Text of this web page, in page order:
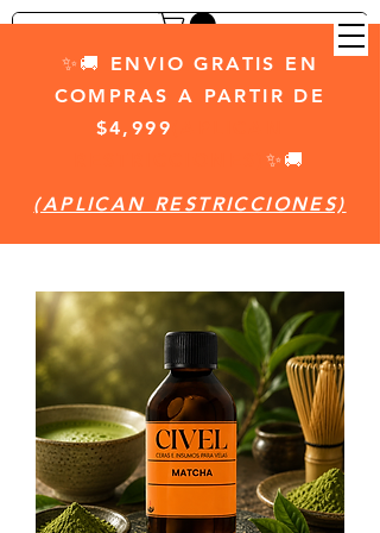
✨🚚 ENVIO GRATIS EN
COMPRAS A PARTIR DE
$4,999
✨🚚
(APLICAN RESTRICCIONES)